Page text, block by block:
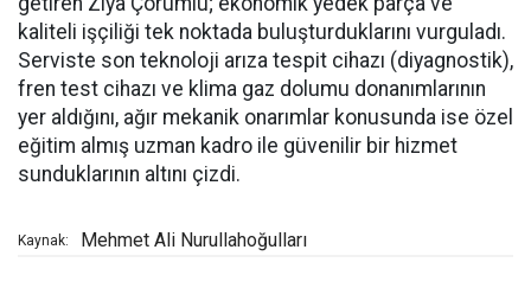
kaliteli işçiliği tek noktada buluşturduklarını vurguladı.
Serviste son teknoloji arıza tespit cihazı (diyagnostik),
fren test cihazı ve klima gaz dolumu donanımlarının
yer aldığını, ağır mekanik onarımlar konusunda ise özel
eğitim almış uzman kadro ile güvenilir bir hizmet
sunduklarının altını çizdi.
Kaynak: Mehmet Ali Nurullahoğulları